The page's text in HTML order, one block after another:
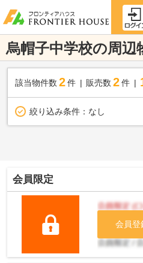
烏帽子中学校の周辺
該当物件数 2件 販売数 2 件
絞り込み条件： なし
会員限定
会員登